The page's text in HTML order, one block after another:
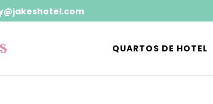
QUARTOS DE HOTEL